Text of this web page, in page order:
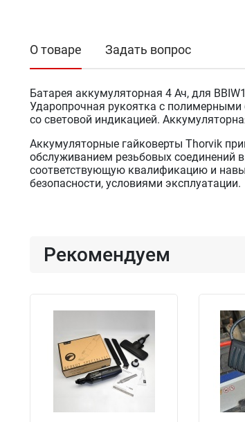
О товаре Задать вопрос
Батарея аккумуляторная 4 Ач, для
Ударопрочная рукоятка с
со световой индикацией.
Аккумуляторные гайковерты Thorvik
обслуживанием резьбовых соединений
соответствующую квалификацию и
безопасности, условиями эксплуатации.
Рекомендуем